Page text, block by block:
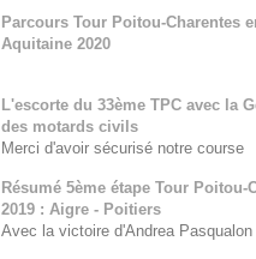
Parcours Tour Poitou-Charentes
Aquitaine 2020
L'escorte du 33ème TPC avec la
des motards civils
Merci d'avoir sécurisé notre course
Résumé 5ème étape Tour Poitou-
2019 : Aigre - Poitiers
Avec la victoire d'Andrea Pasqualon